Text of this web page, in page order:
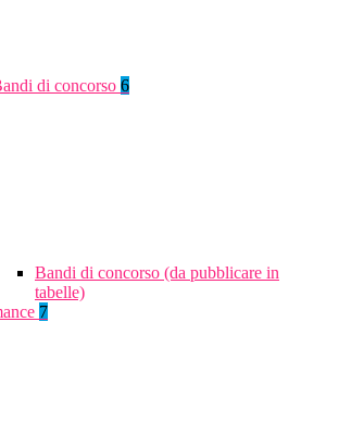
di concorso 6
Bandi di concorso (da pubblicare in
tabelle)
7